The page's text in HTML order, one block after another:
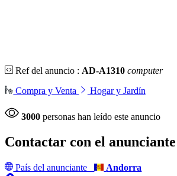
Ref del anuncio : AD-A1310 computer
Compra y Venta Hogar y Jardín
3000 personas han leído este anuncio
Contactar con el anunciante
País del anunciante Andorra